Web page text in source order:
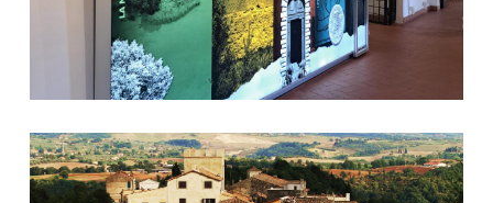
Comune di Torrita Tiberina